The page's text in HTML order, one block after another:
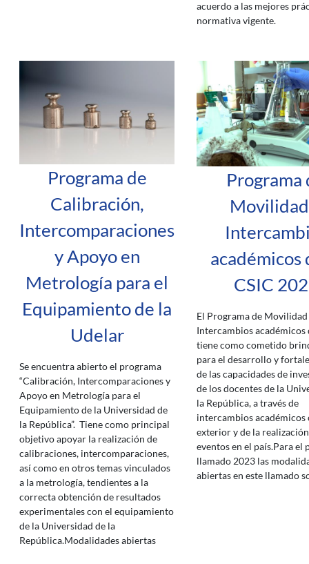
acuerdo a las mejores
normativa vigente.
Programa de
Calibración,
Intercomparaciones
y Apoyo en
Metrología para el
Equipamiento de la
Udelar
Se encuentra abierto el programa
“Calibración, Intercomparaciones y
Apoyo en Metrología para el
Equipamiento de la Universidad de
la República”. Tiene como principal
objetivo apoyar la realización de
calibraciones, intercomparaciones,
así como en otros temas vinculados
a la metrología, tendientes a la
correcta obtención de resultados
experimentales con el equipamiento
de la Universidad de la
República.Modalidades abiertas
Programa
académicos
CSIC
El Programa de Movilidad
Intercambios académicos
tiene como cometido
para el desarrollo y
de las capacidades de
de los docentes de la
la República, a través de
intercambios académicos
exterior y de la
eventos en el país.Para el
llamado 2023 las
abiertas en este llamado